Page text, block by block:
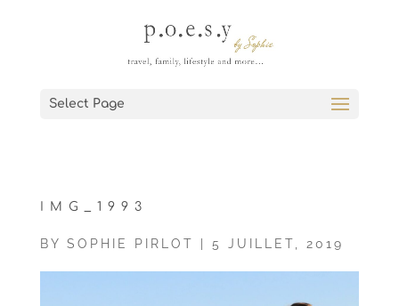
Select Page
IMG_1993
BY SOPHIE PIRLOT 5 JUILLET, 2019